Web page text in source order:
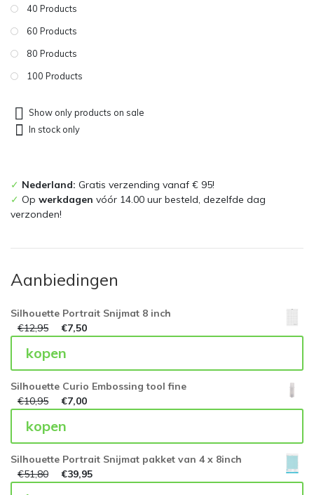
40 Products
60 Products
80 Products
100 Products
Show only products on sale
In stock only
✓ Nederland: Gratis verzending vanaf € 95!
✓ Op werkdagen vóór 14.00 uur besteld, dezelfde dag
verzonden!
Aanbiedingen
Silhouette Portrait Snijmat 8 inch
€12,95 €7,50
kopen
Silhouette Curio Embossing tool fine
€10,95 €7,00
kopen
Silhouette Portrait Snijmat pakket van 4 x 8inch
€51,80 €39,95